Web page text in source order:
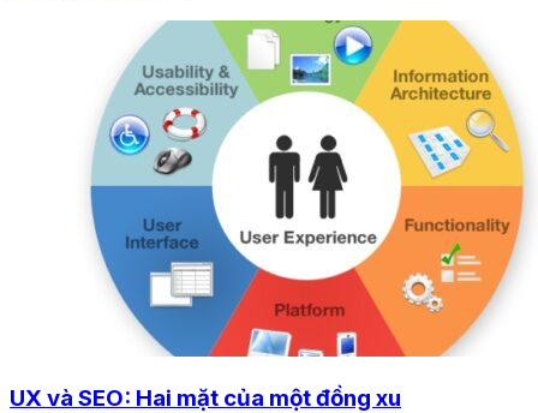
UX và SEO: Hai mặt của một đồng xu